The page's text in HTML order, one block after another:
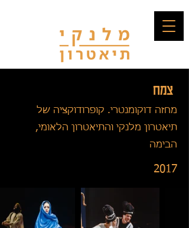
צמח
מחזה דוקומנטרי. קופרודוקציה של
תיאטרון מלנקי והתיאטרון הלאומי,
הבימה
2017